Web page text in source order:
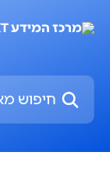
חיפוש מאמרים...